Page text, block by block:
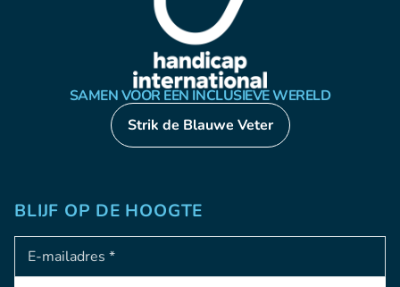
SAMEN VOOR EEN INCLUSIEVE WERELD
Strik de Blauwe Veter
BLIJF OP DE HOOGTE
Adresse e-mail